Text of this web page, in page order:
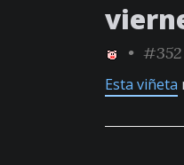
• #352
Esta viñeta